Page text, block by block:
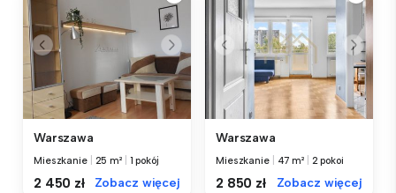
Warszawa
Mieszkanie 25 m² 1 pokój
2 450 zł Zobacz więcej
Warszawa
Mieszkanie 47 m² 2 pokoi
2 850 zł Zobacz więcej